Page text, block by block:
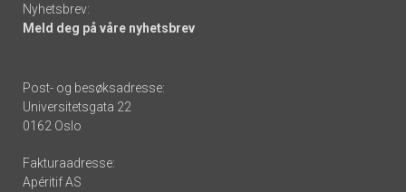
Nyhetsbrev:
Meld deg på våre nyhetsbrev
Post- og besøksadresse:
Universitetsgata 22
0162 Oslo
Fakturaadresse:
Apéritif AS